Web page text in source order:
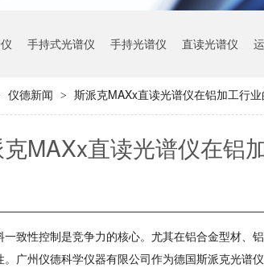
手持式光谱仪 手持光谱仪 直读光谱仪
仪德新闻 > 斯派克MAXx直读光谱仪在铝加工行
MAXx直读光谱仪在铝
致性控制是竞争力的核心。尤其在铝合金型材、
广州仪德科学仪器有限公司作为德国斯派克光谱